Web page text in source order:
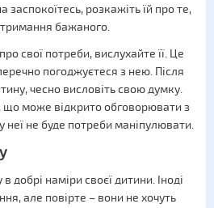
заспокоїтесь, розкажіть їй про те,
бажаного.
свої потреби, вислухайте її. Це
погоджуєтеся з нею. Після
чесно висловіть свою думку.
може відкрито обговорювати з
неї не буде потреби маніпулювати.
добрі наміри своєї дитини. Іноді
але повірте – вони не хочуть